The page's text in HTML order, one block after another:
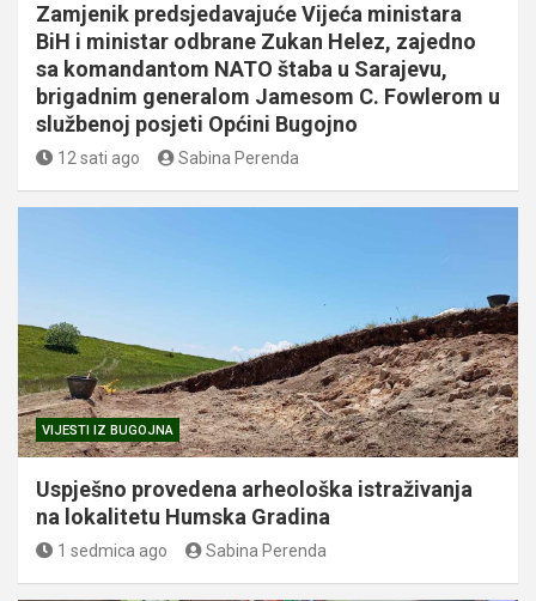
Zamjenik predsjedavajuće Vijeća ministara
BiH i ministar odbrane Zukan Helez, zajedno
sa komandantom NATO štaba u Sarajevu,
brigadnim generalom Jamesom C. Fowlerom u
službenoj posjeti Općini Bugojno
12 sati ago Sabina Perenda
VIJESTI IZ BUGOJNA
Uspješno provedena arheološka istraživanja
na lokalitetu Humska Gradina
1 sedmica ago Sabina Perenda